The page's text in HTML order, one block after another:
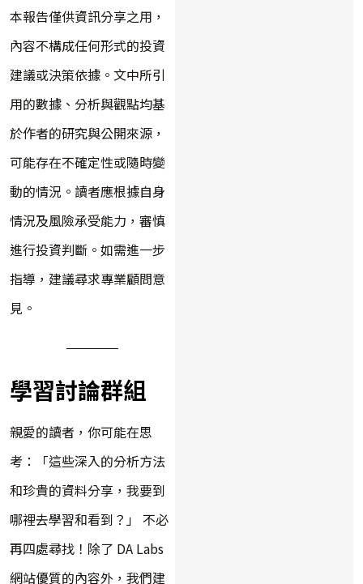
本報告僅供資訊分享之用，
內容不構成任何形式的投資
建議或決策依據。文中所引
用的數據、分析與觀點均基
於作者的研究與公開來源，
可能存在不確定性或隨時變
動的情況。讀者應根據自身
情況及風險承受能力，審慎
進行投資判斷。如需進一步
指導，建議尋求專業顧問意
見。
學習討論群組
親愛的讀者，你可能在思
考：「這些深入的分析方法
和珍貴的資料分享，我要到
哪裡去學習和看到？」 不必
再四處尋找！除了 DA Labs
網站優質的內容外，我們建